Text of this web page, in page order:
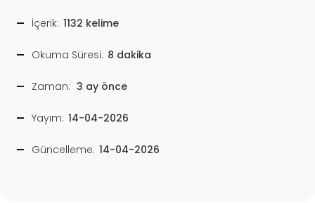
İçerik: 1132 kelime
Okuma Süresi: 8 dakika
Zaman: 3 ay önce
Yayım: 14-04-2026
Güncelleme: 14-04-2026